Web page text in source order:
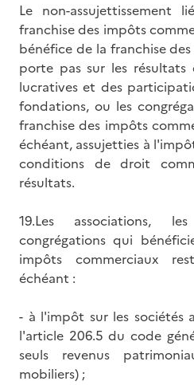
Le non-
franchise des impôts
bénéfice de la franchise
porte pas sur les résultats
lucratives et des
fondations, ou les
franchise des impôts
échéant, assujetties à
conditions de droit
résultats.
19.Les associations,
congrégations qui
impôts commerciaux
échéant :
- à l'impôt sur les sociétés
l'article 206.5 du code
seuls revenus
mobiliers) ;